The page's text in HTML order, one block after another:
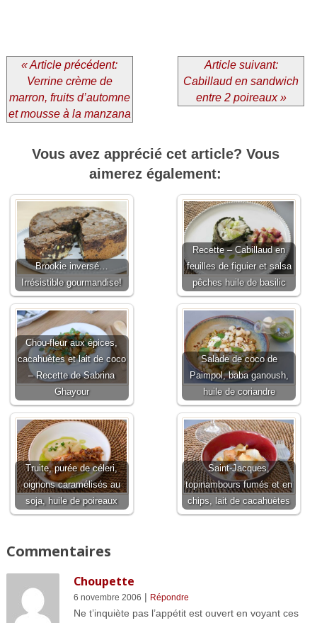
« Article précédent:
Verrine crème de
marron, fruits d’automne
et mousse à la manzana
Article suivant:
Cabillaud en sandwich
entre 2 poireaux »
Vous avez apprécié cet article? Vous
aimerez également:
Brookie inversé…
Irrésistible gourmandise!
Recette – Cabillaud en
feuilles de figuier et salsa
pêches huile de basilic
Chou-fleur aux épices,
cacahuètes et lait de coco
– Recette de Sabrina
Ghayour
Salade de coco de
Paimpol, baba ganoush,
huile de coriandre
Truite, purée de céleri,
oignons caramélisés au
soja, huile de poireaux
Saint-Jacques,
topinambours fumés et en
chips, lait de cacahuètes
Commentaires
Choupette
6 novembre 2006 | Répondre
Ne t’inquiète pas l’appétit est ouvert en voyant ces